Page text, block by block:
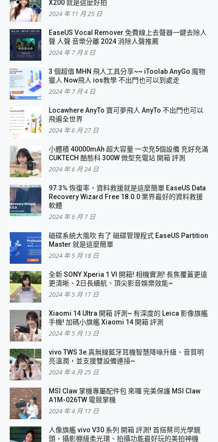
X200 就是這麼好拍
2024 年 11 月 25 日
EaseUS Vocal Remover 免費線上去聲器一鍵去除人
聲 人聲 音樂分離 2024 消除人聲推薦
2024 年 7 月 8 日
3 個超值 MHN 飛人工具分享~~ iToolab AnyGo 魔物
獵人 Now飛人 ios教學 不出門也可以到處走
2024 年 7 月 4 日
Locawhere AnyTo 寶可夢飛人 AnyTo 不出門也可以
飛遍全世界
2024 年 6 月 27 日
小體積 40000mAh 超大容量 一次充5個設備 充好充滿
CUKTECH 酷態科 300W 微型充電站 開箱 評測
2024 年 6 月 24 日
97.3% 恢復率，資料救援就是這麼簡單 EaseUS Data
Recovery Wizard Free 18.0.0 業界最好的資料救援
軟體
2024 年 6 月 7 日
磁碟系統大風吹 有了 磁碟管理程式 EaseUS Partition
Master 就是這麼簡單
2024 年 5 月 18 日
全新 SONY Xperia 1 VI 開箱! 相機實測! 長焦覆蓋更遠
更清晰、2日長續航、頂尖影音娛樂效能~
2024 年 5 月 17 日
Xiaomi 14 Ultra 開箱 評測~ 有深度的 Leica 影像旗艦
手機! 加碼小旗艦 Xiaomi 14 開箱 評測
2024 年 5 月 13 日
vivo TWS 3e 真無線藍牙耳機智慧降噪升級、音質明
亮溫潤，並支援雙設備連接~
2024 年 4 月 25 日
MSI Claw 掌機專屬配件包 來囉 完美保護 MSI Claw
A1M-026TW 電競掌機
2024 年 4 月 17 日
人像旗艦 vivo V30 系列 開箱 評測! 首搭蔡司光學鏡
頭、攝影棚級柔光環、拍攝功能最好玩的美拍神機